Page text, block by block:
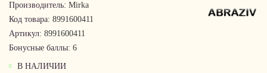
Производитель: Mirka
Код товара: 8991600411
Артикул: 8991600411
Бонусные баллы: 6
В НАЛИЧИИ